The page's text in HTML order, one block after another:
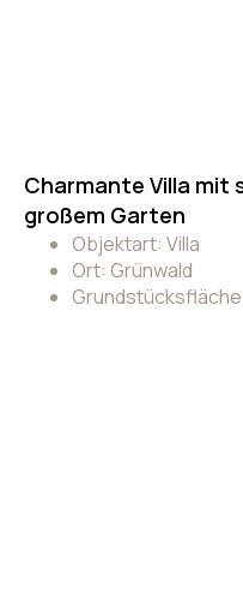
Charmante Villa mit
großem Garten
Objektart: Villa
Ort: Grünwald